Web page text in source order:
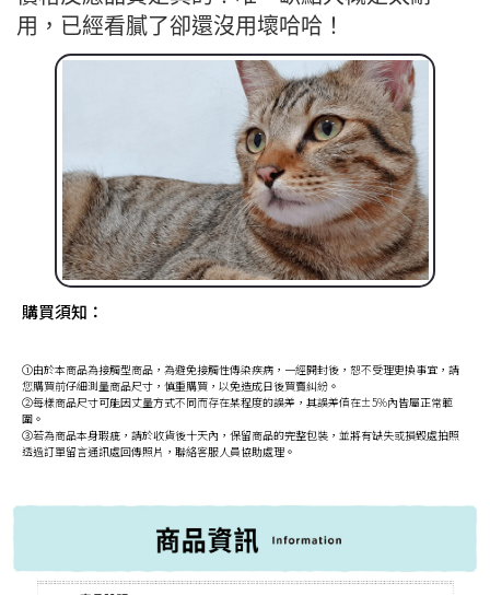
用，已經看膩了卻還沒用壞哈哈！
購買須知：
①由於本商品為接觸型商品，為避免接觸性傳染疾病，一經開封後，恕不受理更換事宜，請
您購買前仔細測量商品尺寸，慎重購買，以免造成日後買賣糾紛。
②每樣商品尺寸可能因丈量方式不同而存在某程度的誤差，其誤差值在±5%內皆屬正常範
圍。
③若為商品本身瑕疵，請於收貨後十天內，保留商品的完整包裝，並將有缺失或損毀處拍照
透過訂單留言通訊處回傳照片，聯絡客服人員協助處理。